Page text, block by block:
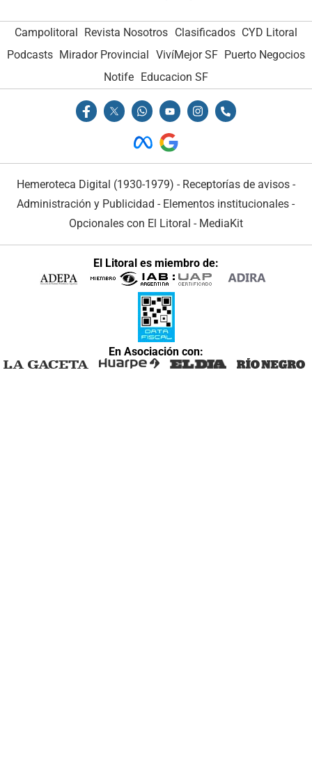
Campolitoral Revista Nosotros Clasificados CYD Litoral
Podcasts Mirador Provincial VivíMejor SF Puerto Negocios
Notife
Educacion SF
Hemeroteca Digital (1930-1979) - Receptorías de avisos -
Administración y Publicidad - Elementos institucionales -
Opcionales con El Litoral - MediaKit
El Litoral es miembro de:
En Asociación con: